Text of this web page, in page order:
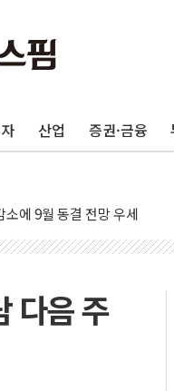
산업 증권·금융
...'김민석 재역전 vs 정청래
다…'자율규제단체' 타진
일까지 의혹 소명" 요구
준 금리 인상 가능성 낮아
협정' 체결… 이스라엘·이란
…"이르면 다음 주"
근 1주일 이상 '올스톱'… 美
은 "또 개입했나" 촉각
다음 주